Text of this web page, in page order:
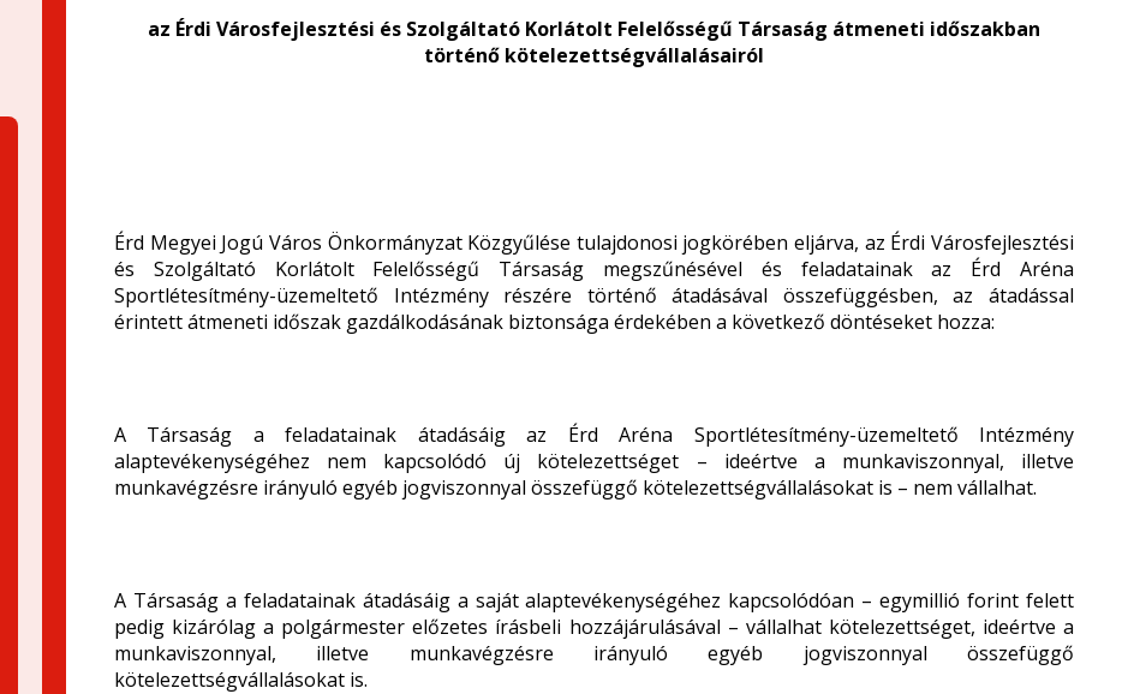
az Érdi Városfejlesztési és Szolgáltató Korlátolt Felelősségű Társaság átmeneti időszakban
történő kötelezettségvállalásairól
Érd Megyei Jogú Város Önkormányzat Közgyűlése tulajdonosi jogkörében eljárva, az Érdi Városfejlesztési
és Szolgáltató Korlátolt Felelősségű Társaság megszűnésével és feladatainak az Érd Aréna
Sportlétesítmény-üzemeltető Intézmény részére történő átadásával összefüggésben, az átadással
érintett átmeneti időszak gazdálkodásának biztonsága érdekében a következő döntéseket hozza:
A Társaság a feladatainak átadásáig az Érd Aréna Sportlétesítmény-üzemeltető Intézmény
alaptevékenységéhez nem kapcsolódó új kötelezettséget – ideértve a munkaviszonnyal, illetve
munkavégzésre irányuló egyéb jogviszonnyal összefüggő kötelezettségvállalásokat is – nem vállalhat.
A Társaság a feladatainak átadásáig a saját alaptevékenységéhez kapcsolódóan – egymillió forint felett
pedig kizárólag a polgármester előzetes írásbeli hozzájárulásával – vállalhat kötelezettséget, ideértve a
munkaviszonnyal, illetve munkavégzésre irányuló egyéb jogviszonnyal összefüggő
kötelezettségvállalásokat is.